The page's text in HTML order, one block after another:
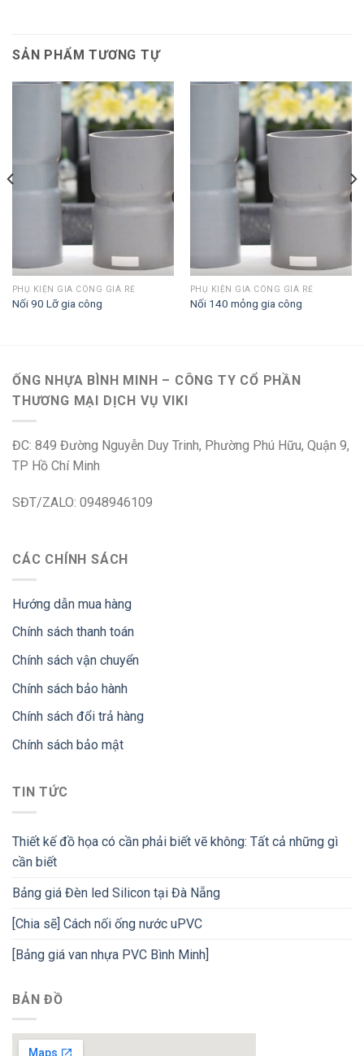
SẢN PHẨM TƯƠNG TỰ
PHỤ KIỆN GIA CÔNG GIÁ RẺ
Nối 90 Lỡ gia công
PHỤ KIỆN GIA CÔNG GIÁ RẺ
Nối 140 mỏng gia công
ỐNG NHỰA BÌNH MINH – CÔNG TY CỔ PHẦN
THƯƠNG MẠI DỊCH VỤ VIKI
ĐC: 849 Đường Nguyễn Duy Trinh, Phường Phú Hữu, Quận 9,
TP Hồ Chí Minh
SĐT/ZALO: 0948946109
CÁC CHÍNH SÁCH
Hướng dẫn mua hàng
Chính sách thanh toán
Chính sách vận chuyển
Chính sách bảo hành
Chính sách đổi trả hàng
Chính sách bảo mật
TIN TỨC
Thiết kế đồ họa có cần phải biết vẽ không: Tất cả những gì
cần biết
Bảng giá Đèn led Silicon tại Đà Nẵng
[Chia sẽ] Cách nối ống nước uPVC
[Bảng giá van nhựa PVC Bình Minh]
BẢN ĐỒ